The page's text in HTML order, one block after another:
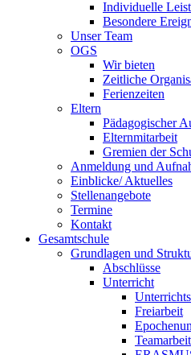
Individuelle
Besondere
Unser Team
OGS
Wir bieten
Zeitliche
Ferienzeiten
Eltern
Pädagogischer
Elternmitarbeit
Gremien der
Anmeldung und
Einblicke/ Aktuelles
Stellenangebote
Termine
Kontakt
Gesamtschule
Grundlagen und
Abschlüsse
Unterricht
Freiarbeit
Teamarbeit